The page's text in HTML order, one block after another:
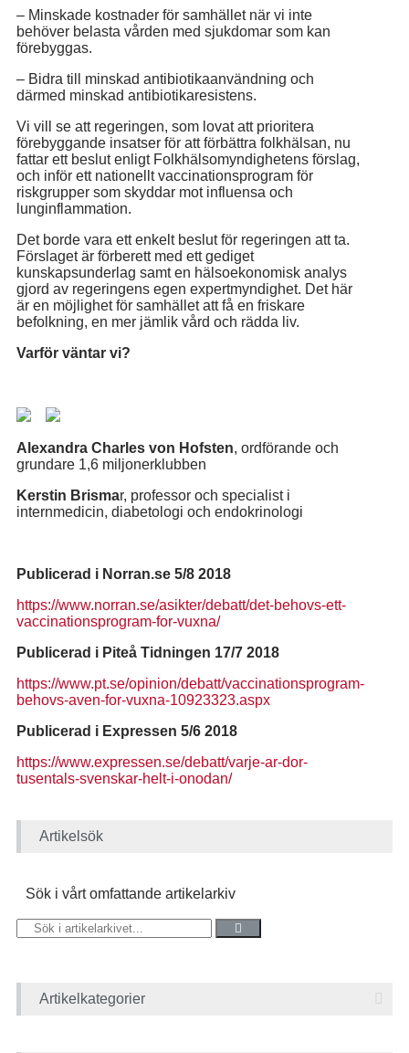
– Minskade kostnader för samhället när vi inte
behöver belasta vården med sjukdomar som kan
förebyggas.
– Bidra till minskad antibiotikaanvändning och
därmed minskad antibiotikaresistens.
Vi vill se att regeringen, som lovat att prioritera
förebyggande insatser för att förbättra folkhälsan, nu
fattar ett beslut enligt Folkhälsomyndighetens förslag,
och inför ett nationellt vaccinationsprogram för
riskgrupper som skyddar mot influensa och
lunginflammation.
Det borde vara ett enkelt beslut för regeringen att ta.
Förslaget är förberett med ett gediget
kunskapsunderlag samt en hälsoekonomisk analys
gjord av regeringens egen expertmyndighet. Det här
är en möjlighet för samhället att få en friskare
befolkning, en mer jämlik vård och rädda liv.
Varför väntar vi?
Alexandra Charles von Hofsten, ordförande och
grundare 1,6 miljonerklubben
Kerstin Brismar, professor och specialist i
internmedicin, diabetologi och endokrinologi
Publicerad i Norran.se 5/8 2018
https://www.norran.se/asikter/debatt/det-behovs-ett-
vaccinationsprogram-for-vuxna/
Publicerad i Piteå Tidningen 17/7 2018
https://www.pt.se/opinion/debatt/vaccinationsprogram-
behovs-aven-for-vuxna-10923323.aspx
Publicerad i Expressen 5/6 2018
https://www.expressen.se/debatt/varje-ar-dor-
tusentals-svenskar-helt-i-onodan/
Artikelsök
Sök i vårt omfattande artikelarkiv
Artikelkategorier